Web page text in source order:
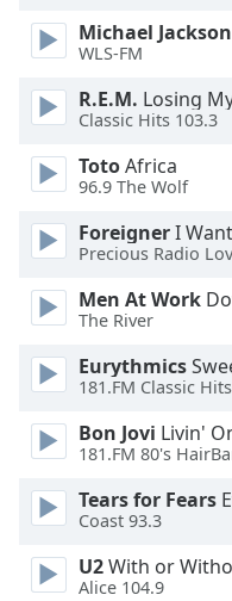
Picture-
Picture
Fullscreen
modal
window.
Beginning
dialog
window.
cancel
and
close
window.
Michael Jackson
WLS-FM
R.E.M. Losing
Classic Hits 103.3
TotoAfrica
96.9 The Wolf
ForeignerI
Precious Radio
Men At Work
The River
Eurythmics
181.FM Classic Hits
Bon Jovi Livin'
181.FM 80's
Tears for Fears
Coast 93.3
U2With or
Alice 104.9